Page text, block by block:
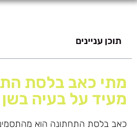
תוכן עניינים
מתי כאב בלסת
מעיד על בעיה
כאב בלסת התחתונה הוא